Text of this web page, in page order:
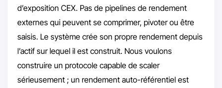
d’exposition CEX. Pas de pipelines de rendement
externes qui peuvent se comprimer, pivoter ou être
saisis. Le système crée son propre rendement depuis
l’actif sur lequel il est construit. Nous voulons
construire un protocole capable de scaler
sérieusement ; un rendement auto-référentiel est